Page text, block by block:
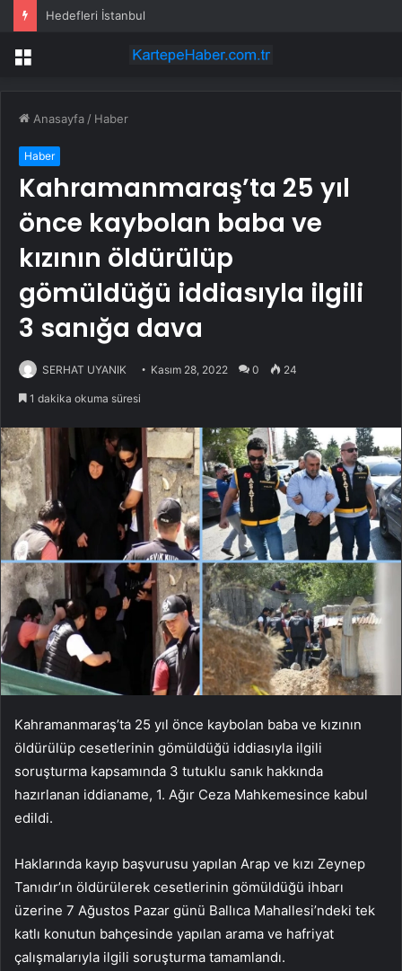
Hedefleri İstanbul
Menü
Anasayfa / Haber
Haber
Kahramanmaraş’ta 25 yıl
önce kaybolan baba ve
kızının öldürülüp
gömüldüğü iddiasıyla ilgili
3 sanığa dava
SERHAT UYANIK Kasım 28, 2022 0 24
1 dakika okuma süresi
Kahramanmaraş’ta 25 yıl önce kaybolan baba ve kızının
öldürülüp cesetlerinin gömüldüğü iddiasıyla ilgili
soruşturma kapsamında 3 tutuklu sanık hakkında
hazırlanan iddianame, 1. Ağır Ceza Mahkemesince kabul
edildi.
Haklarında kayıp başvurusu yapılan Arap ve kızı Zeynep
Tanıdır’ın öldürülerek cesetlerinin gömüldüğü ihbarı
üzerine 7 Ağustos Pazar günü Ballıca Mahallesi’ndeki tek
katlı konutun bahçesinde yapılan arama ve hafriyat
çalışmalarıyla ilgili soruşturma tamamlandı.